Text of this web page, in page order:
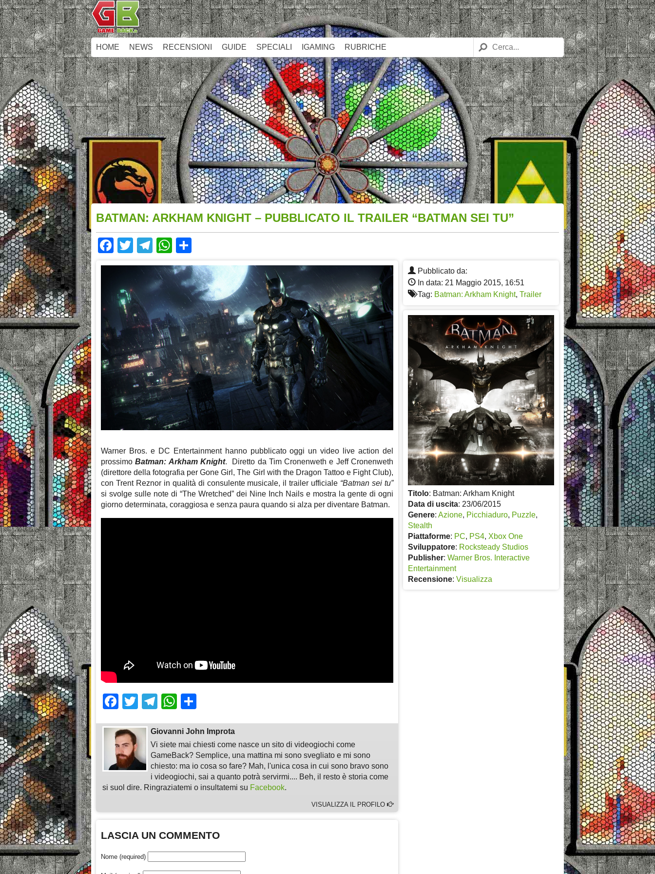
HOME NEWS RECENSIONI GUIDE SPECIALI IGAMING RUBRICHE
BATMAN: ARKHAM KNIGHT – PUBBLICATO IL TRAILER “BATMAN SEI TU”
Facebook
TwitterTelegram
WhatsApp
Pubblicato da:
In data: 21 Maggio 2015, 16:51
Tag: Batman: Arkham Knight, Trailer
Titolo: Batman: Arkham Knight
Data di uscita: 23/06/2015
Genere: Azione, Picchiaduro, Puzzle,
Stealth
Piattaforme: PC, PS4, Xbox One
Sviluppatore: Rocksteady Studios
Publisher: Warner Bros. Interactive
Entertainment
Recensione: Visualizza
Warner Bros. e DC Entertainment hanno pubblicato oggi un video live action del
prossimoBatman: Arkham Knight. Diretto da Tim Cronenweth e Jeff Cronenweth
(direttore della fotografia per Gone Girl, The Girl with the Dragon Tattoo e Fight Club),
con Trent Reznor in qualità di consulente musicale, il trailer ufficiale “Batman sei tu”
si svolge sulle note di “The Wretched” dei Nine Inch Nails e mostra la gente di ogni
giorno determinata, coraggiosa e senza paura quando si alza per diventare Batman.
Facebook
TwitterTelegram
WhatsApp
Giovanni John Improta
Vi siete mai chiesti come nasce un sito di videogiochi come
GameBack? Semplice, una mattina mi sono svegliato e mi sono
chiesto: ma io cosa so fare? Mah, l'unica cosa in cui sono bravo sono
i videogiochi, sai a quanto potrà servirmi.... Beh, il resto è storia come
si suol dire. Ringraziatemi o insultatemi su Facebook.
VISUALIZZA IL PROFILO
LASCIA UN COMMENTO
Nome (required)